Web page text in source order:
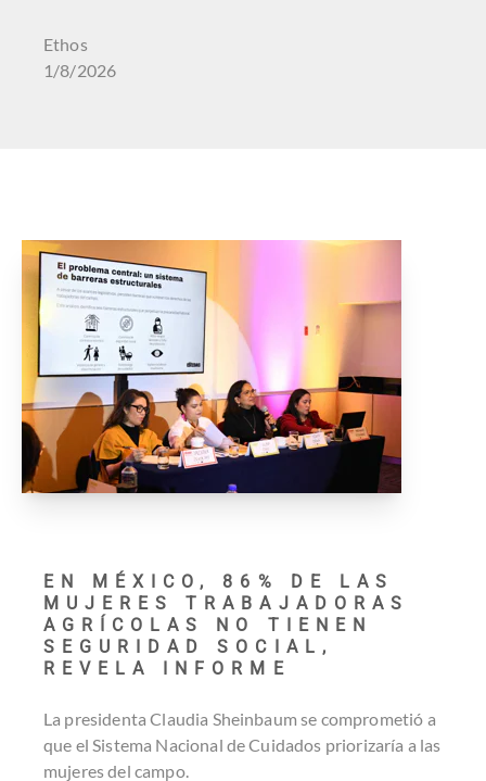
Ethos
1/8/2026
EN MÉXICO, 86% DE LAS
MUJERES TRABAJADORAS
AGRÍCOLAS NO TIENEN
SEGURIDAD SOCIAL,
REVELA INFORME
La presidenta Claudia Sheinbaum se comprometió a
que el Sistema Nacional de Cuidados priorizaría a las
mujeres del campo.